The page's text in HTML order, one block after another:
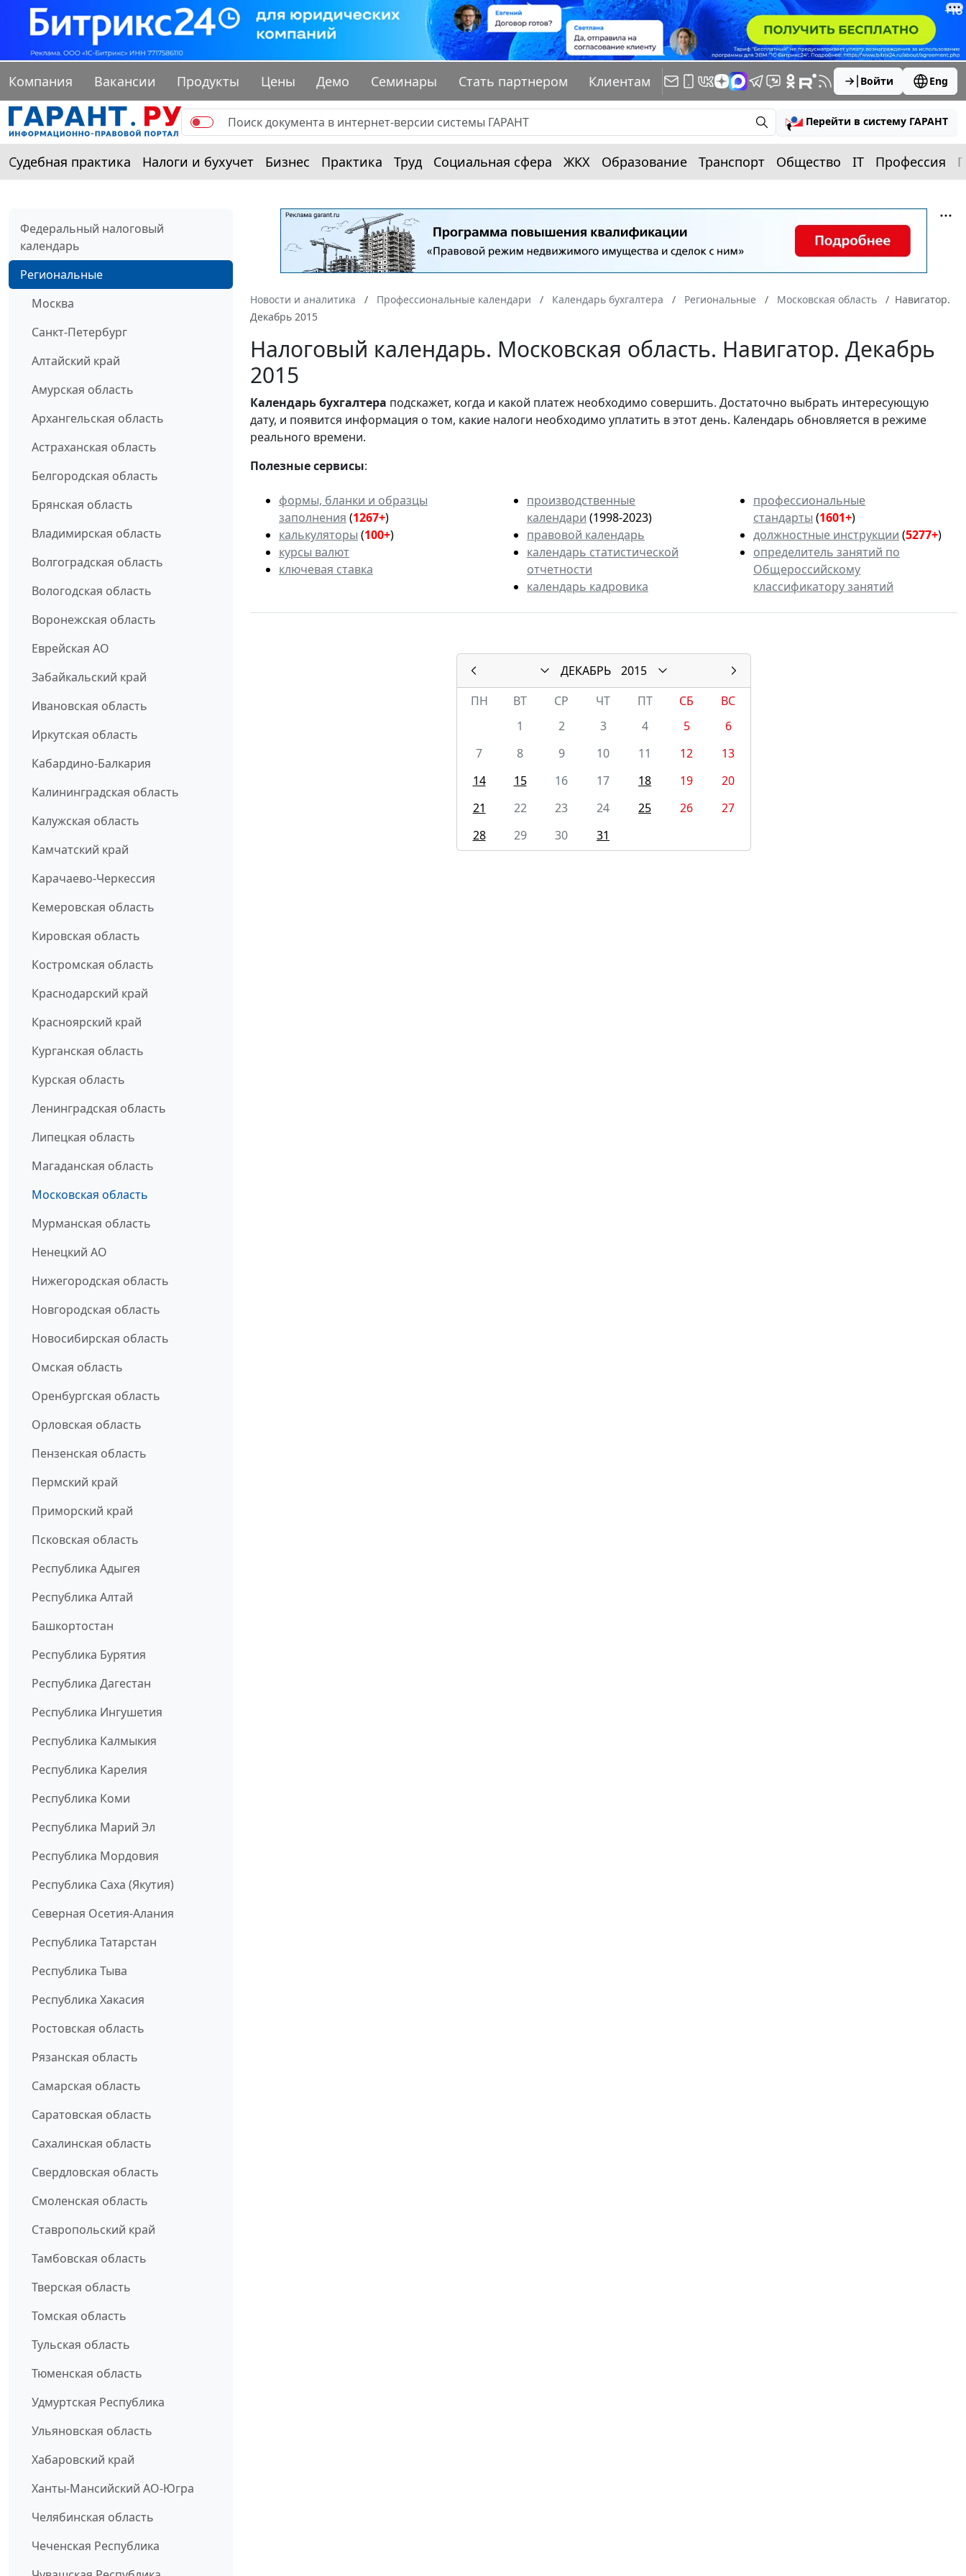
Компания Вакансии Продукты Цены Демо Семинары Стать партнером Клиентам Войти Eng
Перейти в систему ГАРАНТ
Судебная практика Налоги и бухучет Бизнес Практика Труд Социальная сфера ЖКХ Образование Транспорт Общество IT Профессия
Федеральный налоговый
календарь
Региональные
Москва
Санкт-Петербург
Алтайский край
Амурская область
Архангельская область
Астраханская область
Белгородская область
Брянская область
Владимирская область
Волгоградская область
Вологодская область
Воронежская область
Еврейская АО
Забайкальский край
Ивановская область
Иркутская область
Кабардино-Балкария
Калининградская область
Калужская область
Камчатский край
Карачаево-Черкессия
Кемеровская область
Кировская область
Костромская область
Краснодарский край
Красноярский край
Курганская область
Курская область
Ленинградская область
Липецкая область
Магаданская область
Московская область
Мурманская область
Ненецкий АО
Нижегородская область
Новгородская область
Новосибирская область
Омская область
Оренбургская область
Орловская область
Пензенская область
Пермский край
Приморский край
Псковская область
Республика Адыгея
Республика Алтай
Башкортостан
Республика Бурятия
Республика Дагестан
Республика Ингушетия
Республика Калмыкия
Республика Карелия
Республика Коми
Республика Марий Эл
Республика Мордовия
Республика Саха (Якутия)
Северная Осетия-Алания
Республика Татарстан
Республика Тыва
Республика Хакасия
Ростовская область
Рязанская область
Самарская область
Саратовская область
Сахалинская область
Свердловская область
Смоленская область
Ставропольский край
Тамбовская область
Тверская область
Томская область
Тульская область
Тюменская область
Удмуртская Республика
Ульяновская область
Хабаровский край
Ханты-Мансийский АО-Югра
Челябинская область
Чеченская Республика
Новости и аналитика Профессиональные календари Календарь бухгалтера Региональные Московская область
Навигатор.
Декабрь 2015
Налоговый календарь. Московская область. Навигатор. Декабрь
2015
Календарьбухгалтера подскажет, когда и какой платеж необходимо совершить. Достаточно выбрать интересующую
дату, и появится информация о том, какие налоги необходимо уплатить в этот день. Календарь обновляется в режиме
реального времени.
Полезные сервисы:
формы, бланки и образцы
заполнения (1267+)
калькуляторы (100+)
курсы валют
ключевая ставка
производственные
календари (1998-2023)
правовой календарь
календарь статистической
отчетности
календарь кадровика
профессиональные
стандарты (1601+)
должностные инструкции (5277+)
определитель занятий по
Общероссийскому
классификатору занятий
ДЕКАБРЬ
2015
ПН
ВТ СР ЧТ ПТ СБ
ВС
1
2 3 4 5
6
7
8 9 10 11 12
13
14
15 16 17 18 19
20
21
22 23 24 25 26
27
28
29 30 31